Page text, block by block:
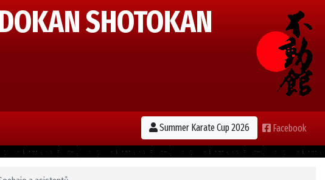
SHOTOKAN
Summer Karate Cup 2026 Facebook